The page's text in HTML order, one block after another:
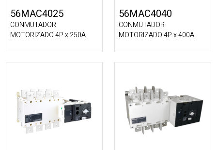
56MAC4025
CONMUTADOR
MOTORIZADO 4P x 250A
56MAC4040
CONMUTADOR
MOTORIZADO 4P x 400A